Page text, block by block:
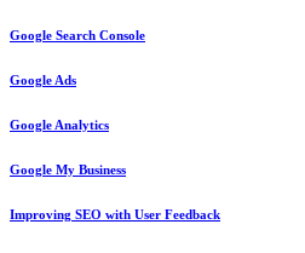
Google Search Console
Google Ads
Google Analytics
Google My Business
Improving SEO with User Feedback